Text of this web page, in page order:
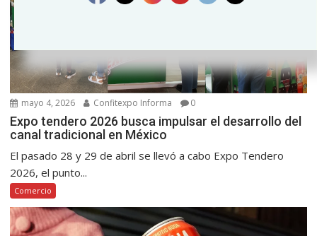
mayo 4, 2026 Confitexpo Informa 0
Expo tendero 2026 busca impulsar el desarrollo del
canal tradicional en México
El pasado 28 y 29 de abril se llevó a cabo Expo Tendero
2026, el punto...
Comercio